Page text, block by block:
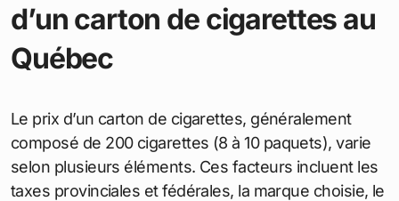
d’un carton de cigarettes au
Québec
Le prix d’un carton de cigarettes, généralement
composé de 200 cigarettes (8 à 10 paquets), varie
selon plusieurs éléments. Ces facteurs incluent les
taxes provinciales et fédérales, la marque choisie, le